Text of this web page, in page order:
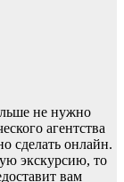
не нужно
агентства
сделать онлайн.
экскурсию, то
вам